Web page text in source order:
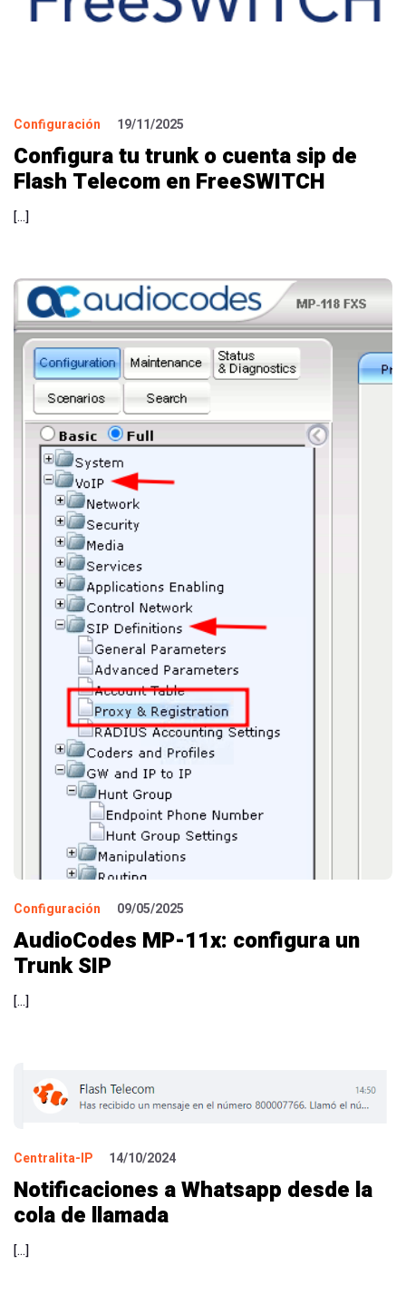
Configuración 19/11/2025
Configura tu trunk o cuenta sip de
Flash Telecom en FreeSWITCH
[…]
Configuración 09/05/2025
AudioCodes MP-11x: configura un
Trunk SIP
[…]
Centralita-IP 14/10/2024
Notificaciones a Whatsapp desde la
cola de llamada
[…]